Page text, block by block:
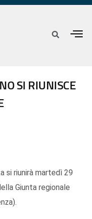
SI RIUNISCE
si riunirà martedì 29
Giunta regionale